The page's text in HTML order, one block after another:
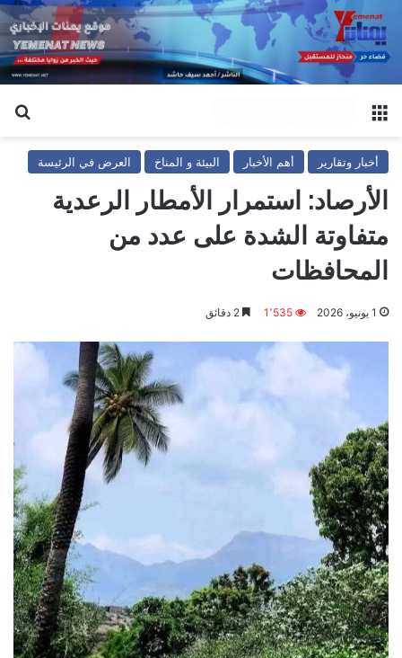
أخبار وتقارير أهم الأخبار البيئة و المناخ العرض في الرئيسة
الأرصاد: استمرار الأمطار الرعدية
متفاوتة الشدة على عدد من
المحافظات
1 يونيو، 2026 1٬535